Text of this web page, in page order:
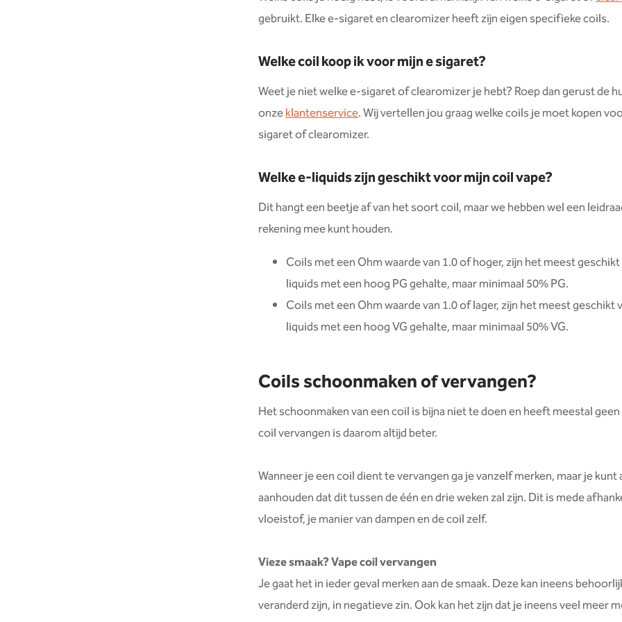
gebruikt. Elke e-sigaret en clearomizer heeft zijn eigen specifieke coils.
Welke coil koop ik voor mijn e sigaret?
Weet je niet welke e-sigaret of clearomizer je hebt? Roep dan gerust de
onzeklantenservice. Wij vertellen jou graag welke coils je moet kopen
sigaret of clearomizer.
Welke e-liquids zijn geschikt voor mijn coil vape?
Dit hangt een beetje af van het soort coil, maar we hebben wel een
rekening mee kunt houden.
Coils met een Ohm waarde van 1.0 of hoger, zijn het meest
liquids met een hoog PG gehalte, maar minimaal 50% PG.
Coils met een Ohm waarde van 1.0 of lager, zijn het meest geschikt
liquids met een hoog VG gehalte, maar minimaal 50% VG.
Coils schoonmaken of vervangen?
Het schoonmaken van een coil is bijna niet te doen en heeft meestal
coil vervangen is daarom altijd beter.
Wanneer je een coil dient te vervangen ga je vanzelf merken, maar je kunt
aanhouden dat dit tussen de één en drie weken zal zijn. Dit is mede
vloeistof, je manier van dampen en de coil zelf.
Vieze smaak? Vape coil vervangen
Je gaat het in ieder geval merken aan de smaak. Deze kan ineens
veranderd zijn, in negatieve zin. Ook kan het zijn dat je ineens veel meer